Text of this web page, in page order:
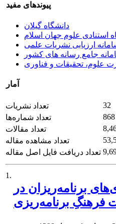
پیوندهای مفید
دانشگاه گیلان
استنادی علوم جهان اسلام
ارزیابی نشریات علمی
جامع رسانه های کشور
علوم، تحقیقات و فناوری
آمار
تعداد نشریات
32
تعداد شماره‌ها
868
تعداد مقالات
تعداد مشاهده مقاله
تعداد دریافت فایل اصل مقاله
1.
برنامه‌ریزان در
فرهنگِ برنامه‌ریزی